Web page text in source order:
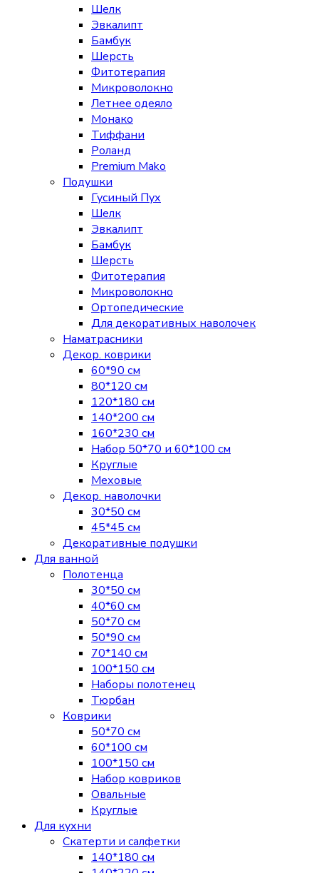
Шелк
Эвкалипт
Бамбук
Шерсть
Фитотерапия
Микроволокно
Летнее одеяло
Монако
Тиффани
Роланд
Premium Mako
Подушки
Гусиный Пух
Шелк
Эвкалипт
Бамбук
Шерсть
Фитотерапия
Микроволокно
Ортопедические
Для декоративных наволочек
Наматрасники
Декор. коврики
60*90 см
80*120 см
120*180 см
140*200 см
160*230 см
Набор 50*70 и 60*100 см
Круглые
Меховые
Декор. наволочки
30*50 см
45*45 см
Декоративные подушки
Для ванной
Полотенца
30*50 см
40*60 см
50*70 см
50*90 см
70*140 см
100*150 см
Наборы полотенец
Тюрбан
Коврики
50*70 см
60*100 см
100*150 см
Набор ковриков
Овальные
Круглые
Для кухни
Скатерти и салфетки
140*180 см